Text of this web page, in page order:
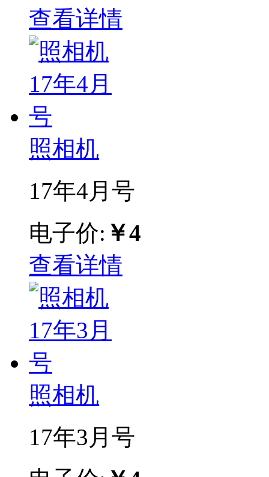
查看详情
照相机
17年4月号
电子价: ￥4
查看详情
照相机
17年3月号